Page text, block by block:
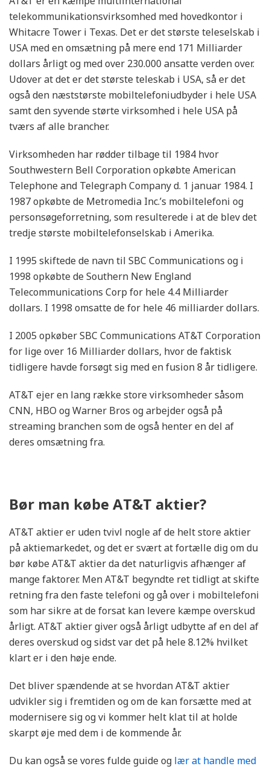
telekommunikationsvirksomhed med hovedkontor i
Whitacre Tower i Texas. Det er det største teleselskab i
USA med en omsætning på mere end 171 Milliarder
dollars årligt og med over 230.000 ansatte verden over.
Udover at det er det største teleskab i USA, så er det
også den næststørste mobiltelefoniudbyder i hele USA
samt den syvende størte virksomhed i hele USA på
tværs af alle brancher.
Virksomheden har rødder tilbage til 1984 hvor
Southwestern Bell Corporation opkøbte American
Telephone and Telegraph Company d. 1 januar 1984. I
1987 opkøbte de Metromedia Inc.’s mobiltelefoni og
personsøgeforretning, som resulterede i at de blev det
tredje største mobiltelefonselskab i Amerika.
I 1995 skiftede de navn til SBC Communications og i
1998 opkøbte de Southern New England
Telecommunications Corp for hele 4.4 Milliarder
dollars. I 1998 omsatte de for hele 46 milliarder dollars.
I 2005 opkøber SBC Communications AT&T Corporation
for lige over 16 Milliarder dollars, hvor de faktisk
tidligere havde forsøgt sig med en fusion 8 år tidligere.
AT&T ejer en lang række store virksomheder såsom
CNN, HBO og Warner Bros og arbejder også på
streaming branchen som de også henter en del af
deres omsætning fra.
Bør man købe AT&T aktier?
AT&T aktier er uden tvivl nogle af de helt store aktier
på aktiemarkedet, og det er svært at fortælle dig om du
bør købe AT&T aktier da det naturligvis afhænger af
mange faktorer. Men AT&T begyndte ret tidligt at skifte
retning fra den faste telefoni og gå over i mobiltelefoni
som har sikre at de forsat kan levere kæmpe overskud
årligt. AT&T aktier giver også årligt udbytte af en del af
deres overskud og sidst var det på hele 8.12% hvilket
klart er i den høje ende.
Det bliver spændende at se hvordan AT&T aktier
udvikler sig i fremtiden og om de kan forsætte med at
modernisere sig og vi kommer helt klat til at holde
skarpt øje med dem i de kommende år.
Du kan også se vores fulde guide og lær at handle med